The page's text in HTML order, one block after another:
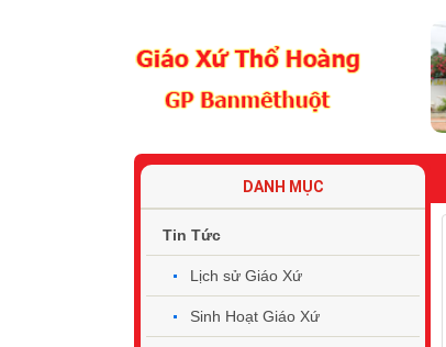
DANH MỤC
Tin Tức
Lịch sử Giáo Xứ
Sinh Hoạt Giáo Xứ